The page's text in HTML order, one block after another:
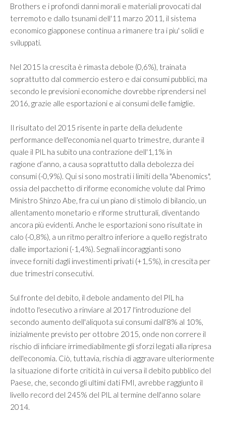
Internazionalizzazione
Merger & Acquisition e valutazione d’azienda
Organizzazione e Riorganizzazione Aziendale
Passaggio generazionale
MERCATI
Investire negli Emirati Arabi Uniti
Investire in Giappone
Investire in Iran
Investire in Kazakistan
CONTATTI
Brothers e i profondi danni morali e materiali provocati dal
terremoto e dallo tsunami dell'11 marzo 2011, il sistema
economico giapponese continua a rimanere tra i piu' solidi e
sviluppati.
Nel 2015 la crescita è rimasta debole (0,6%), trainata
soprattutto dal commercio estero e dai consumi pubblici, ma
secondo le previsioni economiche dovrebbe riprendersi nel
2016, grazie alle esportazioni e ai consumi delle famiglie.
Il risultato del 2015 risente in parte della deludente
performance dell'economia nel quarto trimestre, durante il
quale il PIL ha subito una contrazione dell'1,1% in
ragione d’anno, a causa soprattutto dalla debolezza dei
consumi (-0,9%). Qui si sono mostrati i limiti della "Abenomics",
ossia del pacchetto di riforme economiche volute dal Primo
Ministro Shinzo Abe, fra cui un piano di stimolo di bilancio, un
allentamento monetario e riforme strutturali, diventando
ancora più evidenti. Anche le esportazioni sono risultate in
calo (-0,8%), a un ritmo peraltro inferiore a quello registrato
dalle importazioni (-1,4%). Segnali incoraggianti sono
invece forniti dagli investimenti privati (+1,5%), in crescita per
due trimestri consecutivi.
Sul fronte del debito, il debole andamento del PIL ha
indotto l'esecutivo a rinviare al 2017 l'introduzione del
secondo aumento dell'aliquota sui consumi dall'8% al 10%,
inizialmente previsto per ottobre 2015, onde non correre il
rischio di inficiare irrimediabilmente gli sforzi legati alla ripresa
dell'economia. Ciò, tuttavia, rischia di aggravare ulteriormente
la situazione di forte criticità in cui versa il debito pubblico del
Paese, che, secondo gli ultimi dati FMI, avrebbe raggiunto il
livello record del 245% del PIL al termine dell'anno solare
2014.